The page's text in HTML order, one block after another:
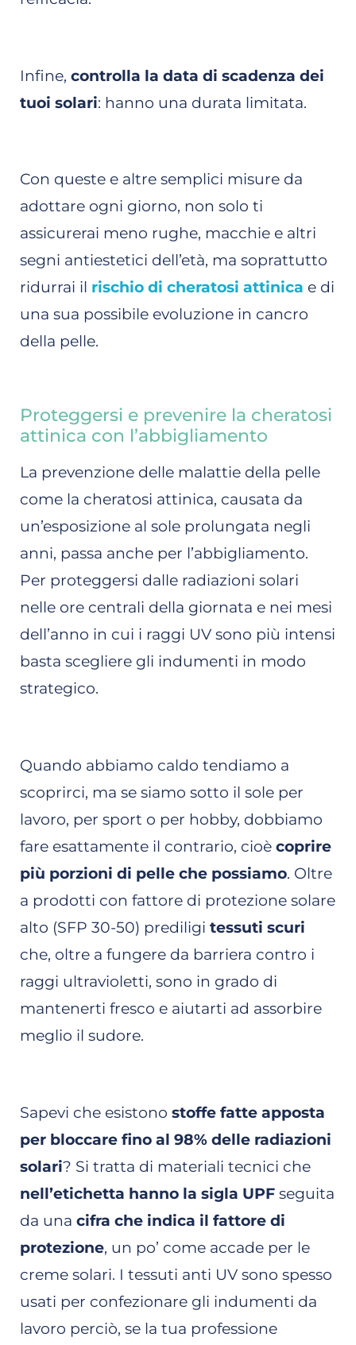
Infine, controlla la data di scadenza dei
tuoi solari: hanno una durata limitata.
Con queste e altre semplici misure da
adottare ogni giorno, non solo ti
assicurerai meno rughe, macchie e altri
segni antiestetici dell’età, ma soprattutto
ridurrai il rischio di cheratosi attinica e di
una sua possibile evoluzione in cancro
della pelle.
Proteggersi e prevenire la cheratosi
attinica con l’abbigliamento
La prevenzione delle malattie della pelle
come la cheratosi attinica, causata da
un’esposizione al sole prolungata negli
anni, passa anche per l’abbigliamento.
Per proteggersi dalle radiazioni solari
nelle ore centrali della giornata e nei mesi
dell’anno in cui i raggi UV sono più intensi
basta scegliere gli indumenti in modo
strategico.
Quando abbiamo caldo tendiamo a
scoprirci, ma se siamo sotto il sole per
lavoro, per sport o per hobby, dobbiamo
fare esattamente il contrario, cioè coprire
più porzioni di pelle che possiamo. Oltre
a prodotti con fattore di protezione solare
alto (SFP 30-50) prediligi tessuti scuri
che, oltre a fungere da barriera contro i
raggi ultravioletti, sono in grado di
mantenerti fresco e aiutarti ad assorbire
meglio il sudore.
Sapevi che esistono stoffe fatte apposta
per bloccare fino al 98% delle radiazioni
solari? Si tratta di materiali tecnici che
nell’etichetta hanno la sigla UPF seguita
da una cifra che indica il fattore di
protezione, un po’ come accade per le
creme solari. I tessuti anti UV sono spesso
usati per confezionare gli indumenti da
lavoro perciò, se la tua professione